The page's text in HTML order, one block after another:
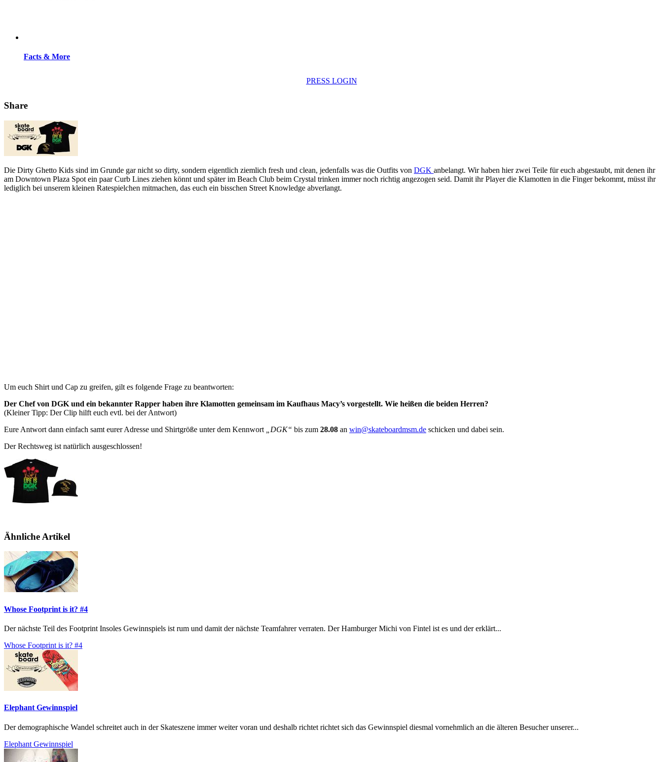
Facts & More
PRESS LOGIN
Share
Die Dirty Ghetto Kids sind im Grunde gar nicht so dirty, sondern eigentlich ziemlich fresh und clean, jedenfalls was die Outfits von DGK anbelangt. Wir haben hier zwei Teile für euch abgestaubt, mit denen ihr
am Downtown Plaza Spot ein paar Curb Lines ziehen könnt und später im Beach Club beim Crystal trinken immer noch richtig angezogen seid. Damit ihr Player die Klamotten in die Finger bekommt, müsst ihr
lediglich bei unserem kleinen Ratespielchen mitmachen, das euch ein bisschen Street Knowledge abverlangt.
Um euch Shirt und Cap zu greifen, gilt es folgende Frage zu beantworten:
Der Chef von DGK und ein bekannter Rapper haben ihre Klamotten gemeinsam im Kaufhaus Macy’s vorgestellt. Wie heißen die beiden Herren?
(Kleiner Tipp: Der Clip hilft euch evtl. bei der Antwort)
Eure Antwort dann einfach samt eurer Adresse und Shirtgröße unter dem Kennwort
„DGK“ bis zum 28.08 an win@skateboardmsm.de schicken und dabei sein.
Der Rechtsweg ist natürlich ausgeschlossen!
Ähnliche Artikel
Whose Footprint is it? #4
Der nächste Teil des Footprint Insoles Gewinnspiels ist rum und damit der nächste Teamfahrer verraten. Der Hamburger Michi von Fintel ist es und der erklärt...
Whose Footprint is it? #4
Elephant Gewinnspiel
Der demographische Wandel schreitet auch in der Skateszene immer weiter voran und deshalb richtet richtet sich das Gewinnspiel diesmal vornehmlich an die älteren Besucher unserer...
Elephant Gewinnspiel